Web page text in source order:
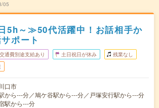
05
5h～≫50代活躍中！お話相手か
ポート
交通費別途支給あり 土日祝日が休み 残業なし
口市
から---分／鳩ケ谷駅から---分／戸塚安行駅から---分
駅から---分